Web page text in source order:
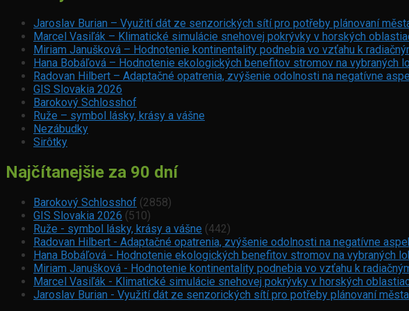
Jaroslav Burian – Využití dát ze senzorických sítí pro potřeby plánovaní
Marcel Vasiľák – Klimatické simulácie snehovej pokrývky v horských
Miriam Janušková – Hodnotenie kontinentality podnebia vo vzťahu k
Hana Bobáľová – Hodnotenie ekologických benefitov stromov na
Radovan Hilbert – Adaptačné opatrenia, zvýšenie odolnosti na negatívne
GIS Slovakia 2026
Barokový Schlosshof
Ruže – symbol lásky, krásy a vášne
Nezábudky
Sirôtky
Najčítanejšie za 90 dní
Barokový Schlosshof (2858)
GIS Slovakia 2026 (510)
Ruže - symbol lásky, krásy a vášne (442)
Radovan Hilbert - Adaptačné opatrenia, zvýšenie odolnosti na negatívne
Hana Bobáľová - Hodnotenie ekologických benefitov stromov na vybraných
Miriam Janušková - Hodnotenie kontinentality podnebia vo vzťahu k
Marcel Vasiľák - Klimatické simulácie snehovej pokrývky v horských
Jaroslav Burian - Využití dát ze senzorických sítí pro potřeby plánovaní